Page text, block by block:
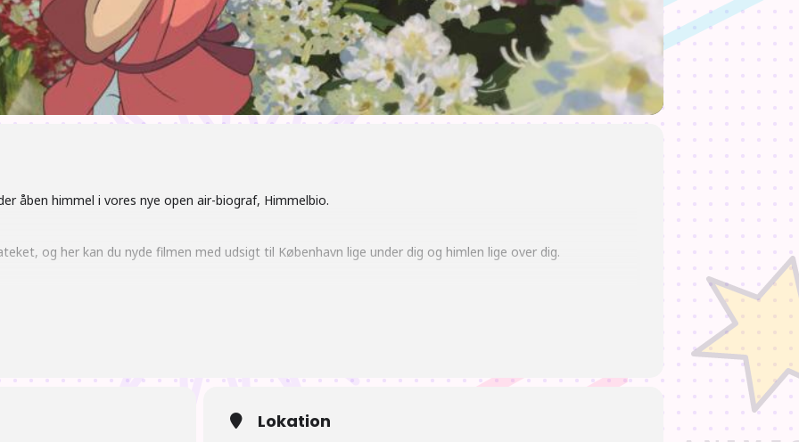
åben himmel i vores nye open air-biograf, Himmelbio.
og her kan du nyde filmen med udsigt til København lige under dig og himlen lige over dig.
Lokation